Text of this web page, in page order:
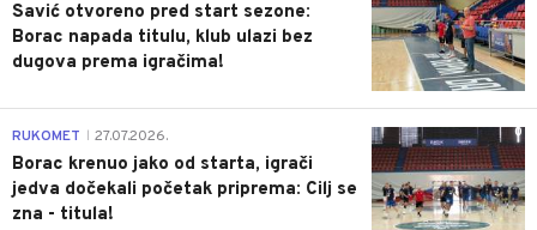
Savić otvoreno pred start sezone:
Borac napada titulu, klub ulazi bez
dugova prema igračima!
0
RUKOMET 27.07.2026.
Borac krenuo jako od starta, igrači
jedva dočekali početak priprema: Cilj se
zna - titula!